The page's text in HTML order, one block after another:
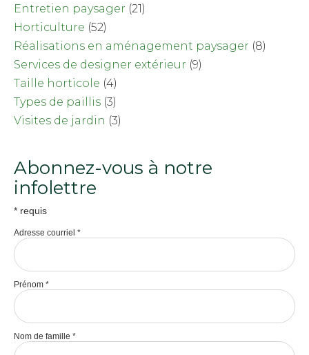
Entretien paysager (21)
Horticulture (52)
Réalisations en aménagement paysager (8)
Services de designer extérieur (9)
Taille horticole (4)
Types de paillis (3)
Visites de jardin (3)
Abonnez-vous à notre
infolettre
* requis
Adresse courriel *
Prénom *
Nom de famille *